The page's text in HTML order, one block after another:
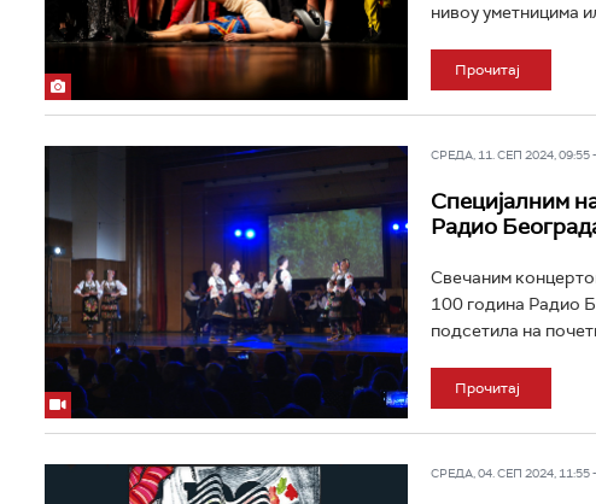
нивоу уметницима
Прочитај
СРЕДА, 11. СЕП 2024, 09:55
Специјалним
Радио
Свечаним
100 година Радио
подсетила на
Прочитај
СРЕДА, 04. СЕП 2024, 11:55